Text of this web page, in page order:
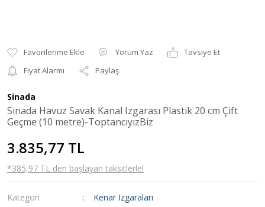
Yorum Yaz
Tavsiye Et
Fiyat Alarmı
Paylaş
Sinada
Sinada Havuz Savak Kanal Izgarası Plastik 20 cm Çift
Geçme (10 metre)-ToptancıyızBiz
3.835,77 TL
*385,97 TL den başlayan taksitlerle!
Kategori
Kenar Izgaraları